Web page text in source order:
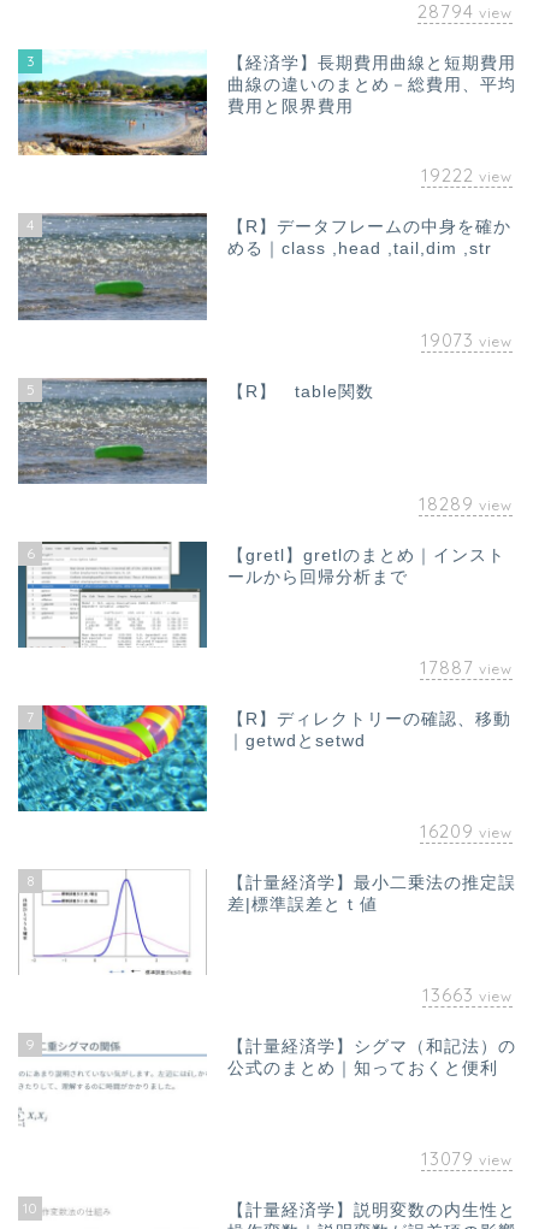
28794 view
3
【経済学】長期費用曲線と短期費用
曲線の違いのまとめ－総費用、平均
費用と限界費用
19222 view
4
【R】データフレームの中身を確か
める｜class ,head ,tail,dim ,str
19073 view
5 【R】 table関数
18289 view
6
【gretl】gretlのまとめ｜インスト
ールから回帰分析まで
17887 view
7
【R】ディレクトリーの確認、移動
｜getwdとsetwd
16209 view
8
【計量経済学】最小二乗法の推定誤
差|標準誤差とｔ値
13663 view
9
【計量経済学】シグマ（和記法）の
公式のまとめ｜知っておくと便利
13079 view
10
【計量経済学】説明変数の内生性と